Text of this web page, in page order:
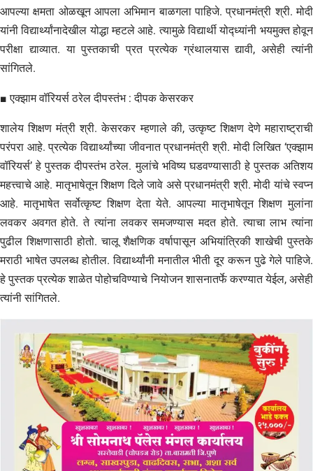
आपल्या क्षमता ओळखून आपला अभिमान बाळगला पाहिजे. प्रधानमंत्री श्री. मोदी
यांनी विद्यार्थ्यांनादेखील योद्धा म्हटले आहे. त्यामुळे विद्यार्थी योद्ध्यांनी भयमुक्त होवून
परीक्षा द्याव्यात. या पुस्तकाची प्रत प्रत्येक ग्रंथालयास द्यावी, असेही त्यांनी
सांगितले.
■ एक्झाम वॉरियर्स ठरेल दीपस्तंभ : दीपक केसरकर
शालेय शिक्षण मंत्री श्री. केसरकर म्हणाले की, उत्कृष्ट शिक्षण देणे महाराष्ट्राची
परंपरा आहे. प्रत्येक विद्यार्थ्यांच्या जीवनात प्रधानमंत्री श्री. मोदी लिखित ‘एक्झाम
वॉरियर्स’ हे पुस्तक दीपस्तंभ ठरेल. मुलांचे भविष्य घडवण्यासाठी हे पुस्तक अतिशय
महत्त्वाचे आहे. मातृभाषेतून शिक्षण दिले जावे असे प्रधानमंत्री श्री. मोदी यांचे स्वप्न
आहे. मातृभाषेत सर्वोत्कृष्ट शिक्षण देता येते. आपल्या मातृभाषेतून शिक्षण मुलांना
लवकर अवगत होते. ते त्यांना लवकर समजण्यास मदत होते. त्याचा लाभ त्यांना
पुढील शिक्षणासाठी होतो. चालू शैक्षणिक वर्षापासून अभियांत्रिकी शाखेची पुस्तके
मराठी भाषेत उपलब्ध होतील. विद्यार्थ्यांनी मनातील भीती दूर करून पुढे गेले पाहिजे.
हे पुस्तक प्रत्येक शाळेत पोहोचविण्याचे नियोजन शासनातर्फे करण्यात येईल, असेही
त्यांनी सांगितले.